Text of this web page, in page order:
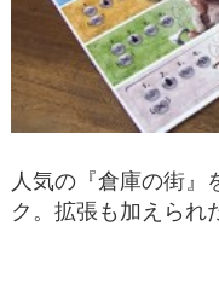
人気の『倉庫の街』
ク。拡張も加えられ